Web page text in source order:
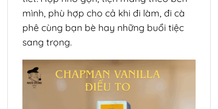
mình, phù hợp cho cả khi đi làm, đi cà
phê cùng bạn bè hay những buổi tiệc
sang trọng.